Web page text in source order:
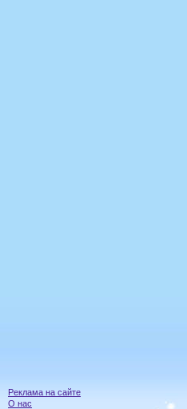
Реклама на сайте
О нас